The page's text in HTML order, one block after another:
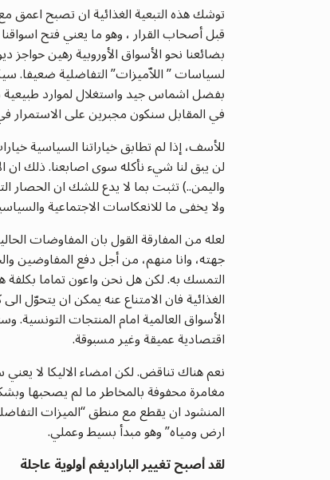
قبل أصحاب القرار ، وهو ما يعني فتح اسواقنا
بضائعنا نحو الأسواق الأوروبية رهين
لسياسات ” اللاّميزات” التفاضلية ضعيفا.
بفضل اشماس جيد واستغلال لموارد طبيعية
في المقابل سنكون مجبرين على الاستمرار
للأسف، إذا لم تطابق خياراتنا السياسية
لن يبق لنا شيء نأكله سوى اصابعنا. ذلك ان
واليمن..) تثبت بما لا يدع للشك ان الحصار
ولا يخفى ما للانعكاسات الاجتماعية
لعله من المفارقة القول بان المفاوضات
جهته، وانا منهم، من أجل دفع المفاوضين
التمسك به. لكن هل نحن واعون تماما بكلفة
الغذائية فان الامتناع عنه يمكن ان
الأسواق العالمية امام المنتجات التونسية.
اقتصادية عميقة وغير مسبوقة.
نعم هناك تناقض. لكن امضاء الاليكا لا
مغامرة محفوفة بالمخاطر ما لم يصحبها
المنشود ان يقطع مع منطق “الميزات
ارض ومياه” وهو مبدأ بسيط وعملي.
لقد أصبح تغيير الباراديغم أولوية عاجلة